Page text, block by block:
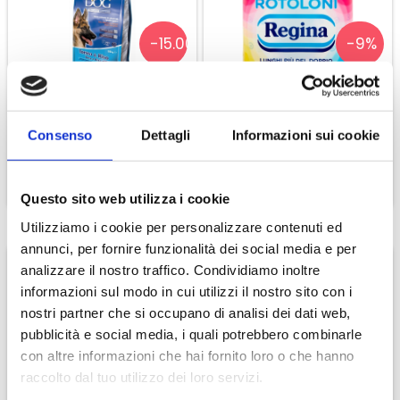
Consenso Dettagli Informazioni sui cookie
Questo sito web utilizza i cookie
Utilizziamo i cookie per personalizzare contenuti ed
annunci, per fornire funzionalità dei social media e per
analizzare il nostro traffico. Condividiamo inoltre
informazioni sul modo in cui utilizzi il nostro sito con i
nostri partner che si occupano di analisi dei dati web,
pubblicità e social media, i quali potrebbero combinarle
con altre informazioni che hai fornito loro o che hanno
raccolto dal tuo utilizzo dei loro servizi.
Sapore fresco ed armonico.
18°C in bicchiere tulipano.
A tutto pasto, primi piatti e carni non impegnative.
2 - 3 anni.
Etichettatura ambientale, informazioni nutrizionali,
ingredienti:clicca qui
-15.00%
Special Dog Premium
Tonno E Riso
€ 27,50 € 23,38
CONTINUA
-9%
Regina Carta Igienica 8
Rotoloni
€ 11,00 € 10,00
-15.00%
Special Dog Premium
-
Special Dog Premium